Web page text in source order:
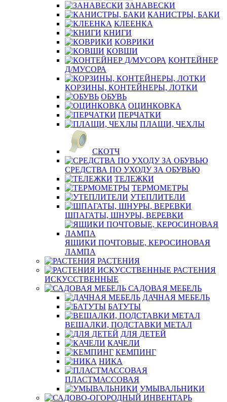
ЗАНАВЕСКИ
КАНИСТРЫ, БАКИ
КЛЕЕНКА
КНИГИ
КОВРИКИ
КОВШИ
КОНТЕЙНЕР
Д/МУСОРА
КОРЗИНЫ, КОНТЕЙНЕРЫ, ЛОТКИ
ОБУВЬ
ОЦИНКОВКА
ПЕРЧАТКИ
ПЛАЩИ, ЧЕХЛЫ
СКОТЧ
СРЕДСТВА ПО УХОДУ ЗА ОБУВЬЮ
ТЕЛЕЖКИ
ТЕРМОМЕТРЫ
УТЕПЛИТЕЛИ
ШПАГАТЫ, ШНУРЫ, ВЕРЕВКИ
ЯЩИКИ ПОЧТОВЫЕ, КЕРОСИНОВАЯ
ЛАМПА
РАСТЕНИЯ
РАСТЕНИЯ
ИСКУССТВЕННЫЕ
САДОВАЯ МЕБЕЛЬ
ДАЧНАЯ МЕБЕЛЬ
БАТУТЫ
ВЕШАЛКИ, ПОДСТАВКИ МЕТАЛ
ДЛЯ ДЕТЕЙ
КАЧЕЛИ
КЕМПИНГ
НИКА
ПЛАСТМАССОВАЯ
УМЫВАЛЬНИКИ